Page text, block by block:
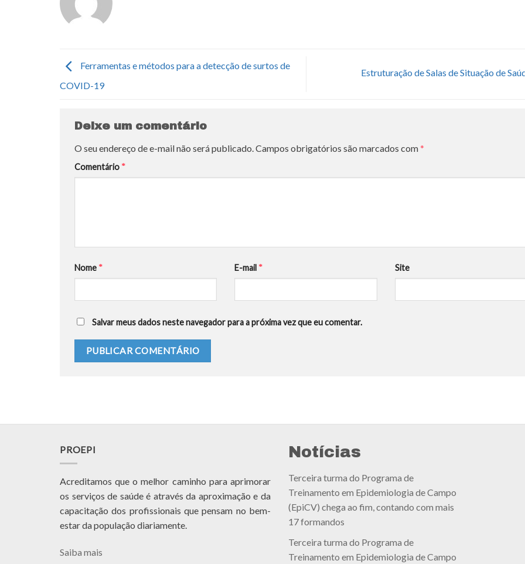
Ferramentas e métodos para a detecção de surtos de
COVID-19
Estruturação de Salas de Situação de
Deixe um comentário
O seu endereço de e-mail não será publicado. Campos obrigatórios são marcados com*
Comentário *
Nome * E-mail * Site
Salvar meus dados neste navegador para a próxima vez que eu comentar.
PROEPI
Acreditamos que o melhor caminho para aprimorar
os serviços de saúde é através da aproximação e da
capacitação dos profissionais que pensam no bem-
estar da população diariamente.
Saiba mais
Notícias
Terceira turma do Programa de
Treinamento em Epidemiologia de Campo
(EpiCV) chega ao fim, contando com mais
17 formandos
Terceira turma do Programa de
Treinamento em Epidemiologia de Campo